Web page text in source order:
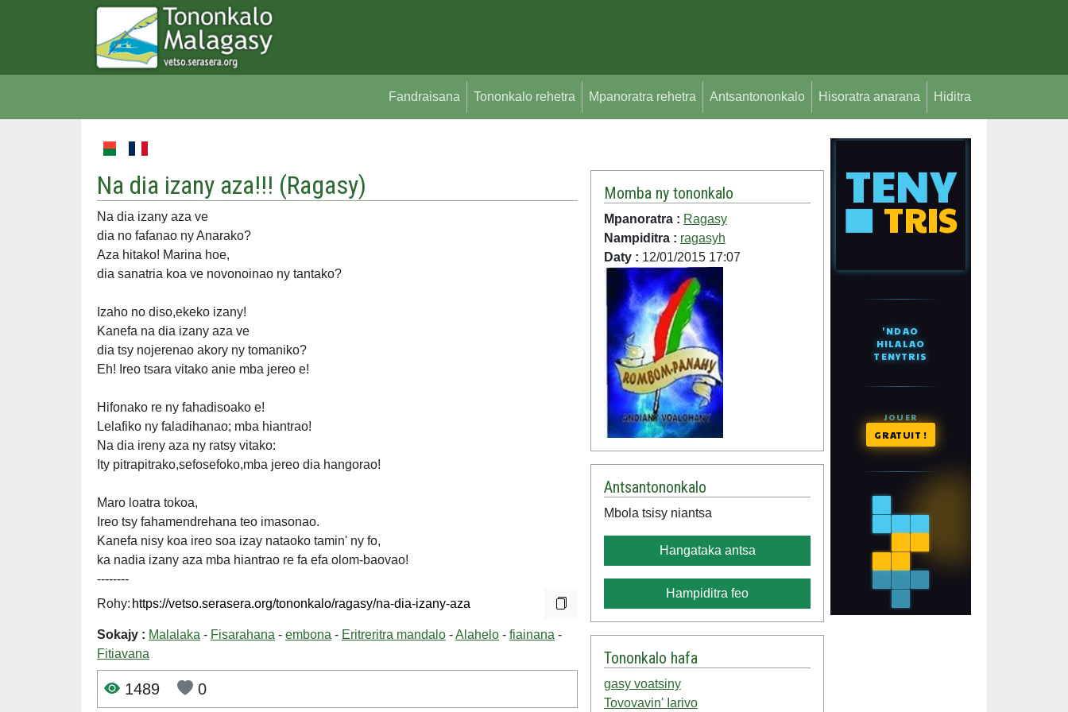
Fandraisana Tononkalo rehetra Mpanoratra rehetra Antsantononkalo Hisoratra anarana Hiditra
Na dia izany aza!!! (Ragasy)
Na dia izany aza ve
dia no fafanao ny Anarako?
Aza hitako! Marina hoe,
dia sanatria koa ve novonoinao ny tantako?
Izaho no diso,ekeko izany!
Kanefa na dia izany aza ve
dia tsy nojerenao akory ny tomaniko?
Eh! Ireo tsara vitako anie mba jereo e!
Hifonako re ny fahadisoako e!
Lelafiko ny faladihanao; mba hiantrao!
Na dia ireny aza ny ratsy vitako:
Ity pitrapitrako,sefosefoko,mba jereo dia hangorao!
Maro loatra tokoa,
Ireo tsy fahamendrehana teo imasonao.
Kanefa nisy koa ireo soa izay nataoko tamin' ny fo,
ka nadia izany aza mba hiantrao re fa efa olom-baovao!
--------
Rohy:
Sokajy : Malalaka - Fisarahana - embona - Eritreritra mandalo -Alahelo - fiainana -
Fitiavana
1489 0
Momba ny tononkalo
Mpanoratra : Ragasy
Nampiditra : ragasyh
Daty : 12/01/2015 17:07
Antsantononkalo
Mbola tsisy niantsa
Hangataka antsa
Hampiditra feo
Tononkalo hafa
gasy voatsiny
Tovovavin' Iarivo